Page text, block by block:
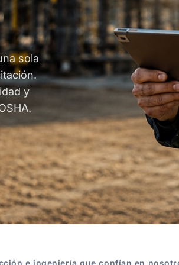
sola
y
e ingeniería que confían en